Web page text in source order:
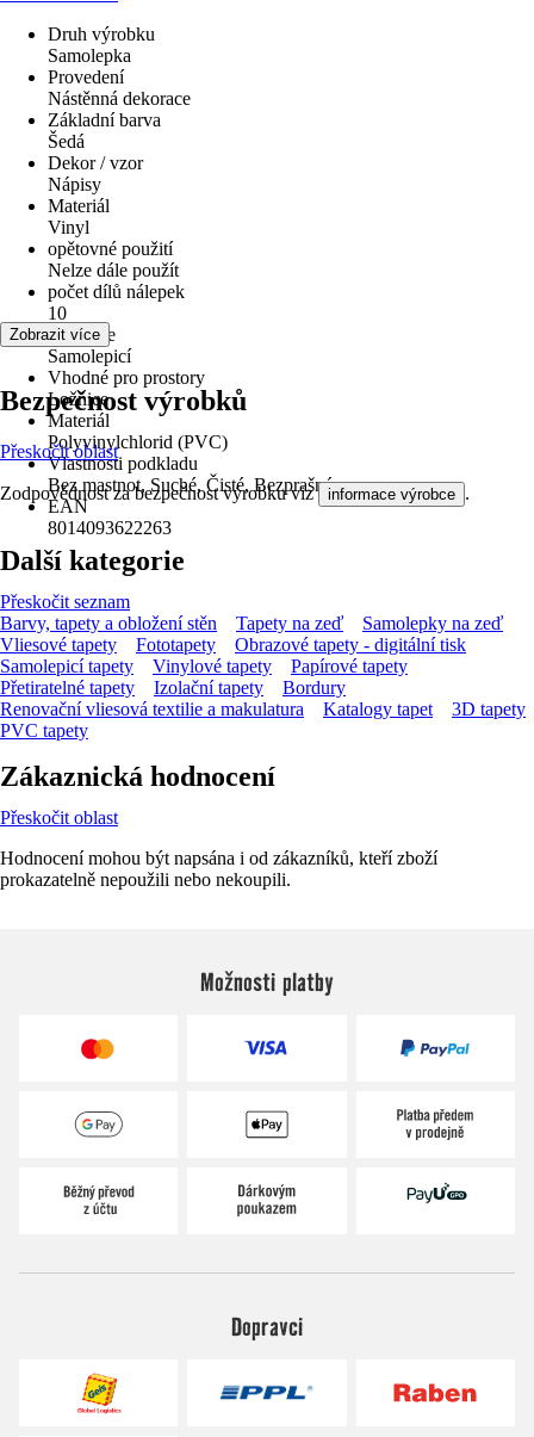
Druh výrobku
Samolepka
Provedení
Nástěnná dekorace
Základní barva
Šedá
Dekor / vzor
Nápisy
Materiál
Vinyl
opětovné použití
Nelze dále použít
počet dílů nálepek
10
Aplikace
Samolepicí
Vhodné pro prostory
Ložnice
Materiál
Polyvinylchlorid (PVC)
Vlastnosti podkladu
Bez mastnot, Suché, Čisté, Bezprašné
EAN
8014093622263
Zobrazit více
Bezpečnost výrobků
Přeskočit oblast
Zodpovědnost za bezpečnost výrobku viz informace výrobce .
Další kategorie
Přeskočit seznam
Barvy, tapety a obložení stěn
Tapety na zeď
Samolepky na zeď
Vliesové tapety
Fototapety
Obrazové tapety - digitální tisk
Samolepicí tapety
Vinylové tapety
Papírové tapety
Přetiratelné tapety
Izolační tapety
Bordury
Renovační vliesová textilie a makulatura
Katalogy tapet
3D tapety
PVC tapety
Zákaznická hodnocení
Přeskočit oblast
Hodnocení mohou být napsána i od zákazníků, kteří zboží
prokazatelně nepoužili nebo nekoupili.
Možnosti platby
Dopravci